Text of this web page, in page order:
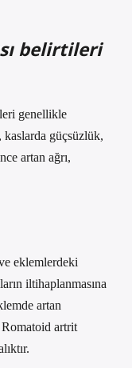
belirtileri
genellikle
kaslarda güçsüzlük,
artan ağrı,
eklemlerdeki
iltihaplanmasına
artan
Romatoid artrit